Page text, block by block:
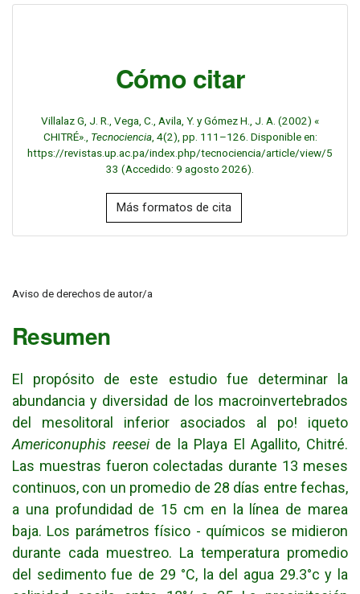
Cómo citar
Villalaz G, J. R., Vega, C., Avila, Y. y Gómez H., J. A. (2002) «
CHITRÉ»., Tecnociencia, 4(2), pp. 111–126. Disponible en:
https://revistas.up.ac.pa/index.php/tecnociencia/article/view/5
33 (Accedido: 9 agosto 2026).
Más formatos de cita
Aviso de derechos de autor/a
Resumen
El propósito de este estudio fue determinar la
abundancia y diversidad de los macroinvertebrados
del mesolitoral inferior asociados al po! iqueto
Americonuphis reesei de la Playa El Agallito, Chitré.
Las muestras fueron colectadas durante 13 meses
continuos, con un promedio de 28 días entre fechas,
a una profundidad de 15 cm en la línea de marea
baja. Los parámetros físico - químicos se midieron
durante cada muestreo. La temperatura promedio
del sedimento fue de 29 °C, la del agua 29.3°c y la